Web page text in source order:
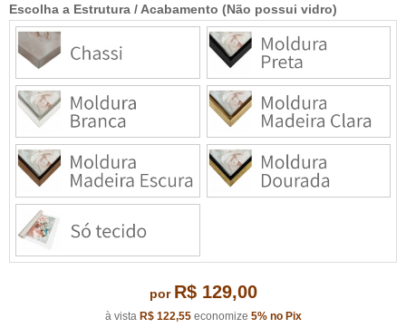
Escolha a Estrutura / Acabamento (Não possui vidro)
por R$ 129,00
à vista R$ 122,55economize 5% no Pix